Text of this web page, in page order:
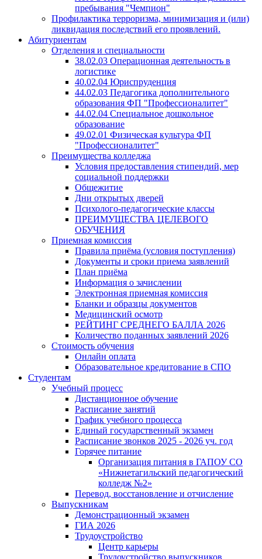
пребывания "Чемпион"
Профилактика терроризма, минимизация и (или)
ликвидация последствий его проявлений.
Абитуриентам
Отделения и специальности
38.02.03 Операционная деятельность в
логистике
40.02.04 Юриспруденция
44.02.03 Педагогика дополнительного
образования ФП "Профессионалитет"
44.02.04 Специальное дошкольное
образование
49.02.01 Физическая культура ФП
"Профессионалитет"
Преимущества колледжа
Условия предоставления стипендий, мер
социальной поддержки
Общежитие
Дни открытых дверей
Психолого-педагогические классы
ПРЕИМУЩЕСТВА ЦЕЛЕВОГО
ОБУЧЕНИЯ
Приемная комиссия
Правила приёма (условия поступления)
Документы и сроки приема заявлений
План приёма
Информация о зачислении
Электронная приемная комиссия
Бланки и образцы документов
Медицинский осмотр
РЕЙТИНГ СРЕДНЕГО БАЛЛА 2026
Количество поданных заявлений 2026
Стоимость обучения
Онлайн оплата
Образовательное кредитование в СПО
Студентам
Учебный процесс
Дистанционное обучение
Расписание занятий
График учебного процесса
Единый государственный экзамен
Расписание звонков 2025 - 2026 уч. год
Горячее питание
Организация питания в ГАПОУ СО
«Нижнетагильский педагогический
колледж №2»
Перевод, восстановление и отчисление
Выпускникам
Демонстрационный экзамен
ГИА 2026
Трудоустройство
Центр карьеры
Трудоустройство выпускников